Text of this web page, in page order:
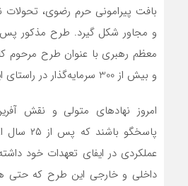
بافت پیرامونی حرم رضوی، تحولات
و مجاور شکل گیرد. طرح مذکور
معظم رهبری با عنوان طرح مرحوم
و بیش از 300 سرمایه‌گذار در راستای این مهم، پای کار آمدند.
امروز نهادهای متولی و نقش
پاسخگو
عملکردی در ایفای تعهدات خود
داخلی و خارجی این طرح که حتی